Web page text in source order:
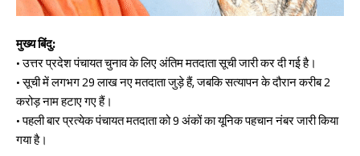
मुख्य बिंदु:
• उत्तर प्रदेश पंचायत चुनाव के लिए अंतिम मतदाता सूची जारी कर दी गई है।
• सूची में लगभग 29 लाख नए मतदाता जुड़े हैं, जबकि सत्यापन के दौरान करीब 2
करोड़ नाम हटाए गए हैं।
• पहली बार प्रत्येक पंचायत मतदाता को 9 अंकों का यूनिक पहचान नंबर जारी किया
गया है।